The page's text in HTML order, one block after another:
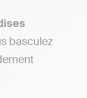
basculez